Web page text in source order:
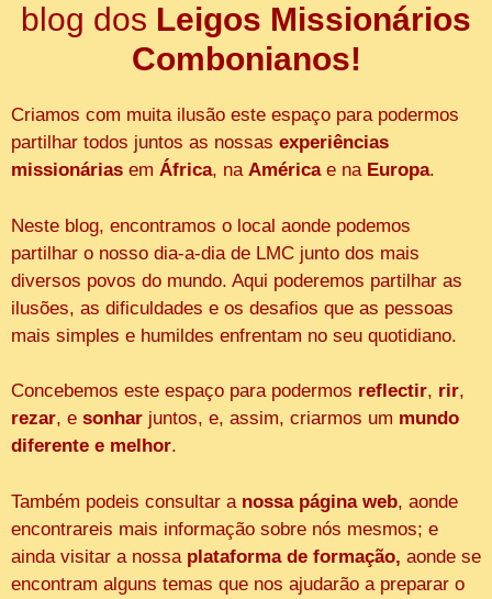
blog dos Leigos Missionários
Combonianos!
Criamos com muita ilusão este espaço para podermos
partilhar todos juntos as nossas experiências
missionárias em África, na Américae na Europa.
Neste blog, encontramos o local aonde podemos
partilhar o nosso dia-a-dia de LMC junto dos mais
diversos povos do mundo. Aqui poderemos partilhar as
ilusões, as dificuldades e os desafios que as pessoas
mais simples e humildes enfrentam no seu quotidiano.
Concebemos este espaço para podermos reflectir, rir,
rezar, e sonhar juntos, e, assim, criarmos um mundo
diferente e melhor.
Também podeis consultar a nossa página web, aonde
encontrareis mais informação sobre nós mesmos; e
ainda visitar a nossa plataforma de formação, aonde se
encontram alguns temas que nos ajudarão a preparar o